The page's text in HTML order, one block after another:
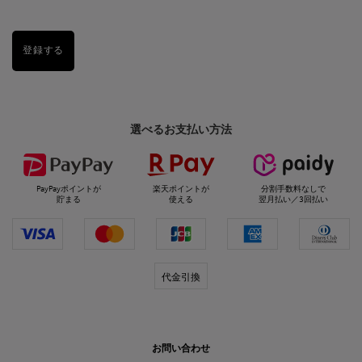
登録する
選べるお支払い方法
PayPayポイントが
貯まる
楽天ポイントが
使える
分割手数料なしで
翌月払い／3回払い
代金引換
お問い合わせ